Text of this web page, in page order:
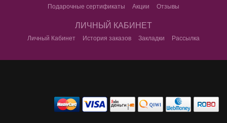
Подарочные сертификаты Акции Отзывы
ЛИЧНЫЙ КАБИНЕТ
Личный Кабинет История заказов Закладки Рассылка